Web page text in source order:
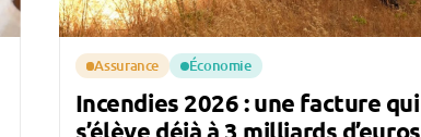
Assurance Économie
Incendies 2026 : une facture qui